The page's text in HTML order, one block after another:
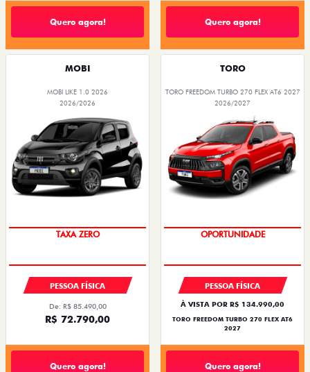
Quero agora! Quero agora!
MOBI
MOBI LIKE 1.0 2026
2026/2026
PREÇO IMPERDÍVEL
PESSOA FÍSICA
De: R$ 85.490,00
R$ 72.790,00
Quero agora!
TORO
TORO FREEDOM TURBO 270 FLEX AT6 2027
2026/2027
SUPERVALORIZAÇÃO DO USADO
PESSOA FÍSICA
À VISTA POR R$ 134.990,00
TORO FREEDOM TURBO 270 FLEX AT6
2027
Quero agora!